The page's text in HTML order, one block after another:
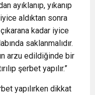
ayıklanıp, yıkanıp
aldıktan sonra
kadar iyice
saklanmalıdır.
arzu edildiğinde bir
şerbet yapılır.”
yapılırken dikkat